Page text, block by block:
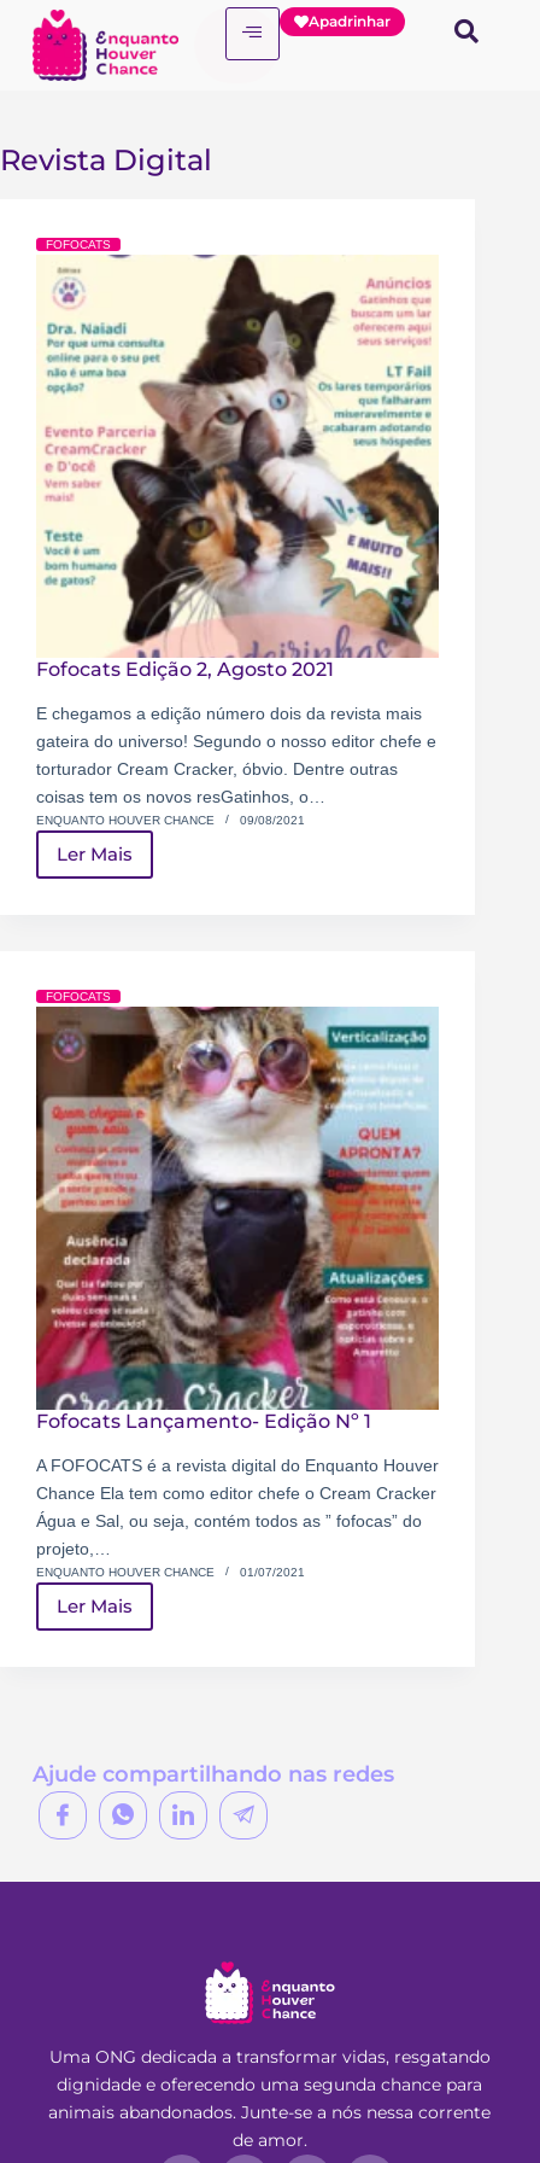
Apadrinhar
Revista Digital
FOFOCATS
Fofocats Edição 2, Agosto 2021
E chegamos a edição número dois da revista mais
gateira do universo! Segundo o nosso editor chefe e
torturador Cream Cracker, óbvio. Dentre outras
coisas tem os novos resGatinhos, o…
ENQUANTO HOUVER CHANCE 09/08/2021
Ler Mais
FOFOCATS
Fofocats Lançamento- Edição Nº 1
A FOFOCATS é a revista digital do Enquanto Houver
Chance Ela tem como editor chefe o Cream Cracker
Água e Sal, ou seja, contém todos as ” fofocas” do
projeto,…
ENQUANTO HOUVER CHANCE 01/07/2021
Ler Mais
Ajude compartilhando nas redes
Uma ONG dedicada a transformar vidas, resgatando
dignidade e oferecendo uma segunda chance para
animais abandonados. Junte-se a nós nessa corrente
de amor.